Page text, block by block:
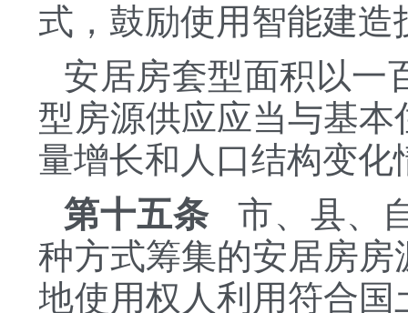
式，鼓励使用智能建造
安居房套型面积以一
型房源供应应当与基
量增长和人口结构变
第十五条 市、县、
种方式筹集的安居房
地使用权人利用符合